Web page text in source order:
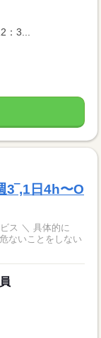
3...
日4h〜O
ないことをしない